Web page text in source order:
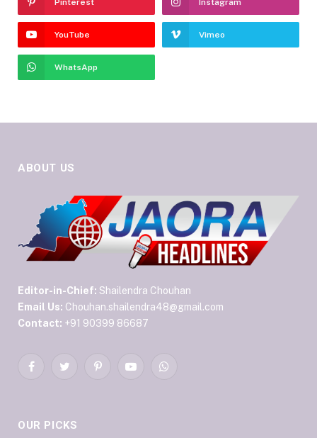
YouTube Vimeo
WhatsApp
ABOUT US
Editor-in-Chief: Shailendra Chouhan
Email Us: Chouhan.shailendra48@gmail.com
Contact: +91 90399 86687
FacebookTwitterPinterestYouTubeWhatsApp
OUR PICKS